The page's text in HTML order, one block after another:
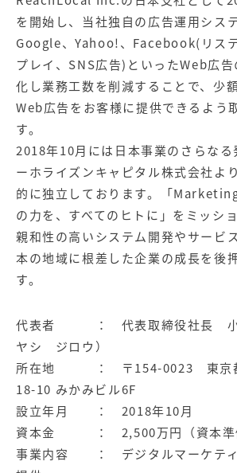
を開始し、当社独自の広告運用シス
Google、Yahoo!、Facebook(リス
プレイ、SNS広告)といったWeb広
化し業務工数を削減することで、少
Web広告をお客様に提供できるよう
す。
2018年10月には日本事業のさらなる
ーホライズンキャピタル株式会社よ
的に独立しております。「
の力を、すべてのヒトに」をミッシ
親和性の高いシステム開発やサービ
本の地域に根差した企業の成長を後
す。
代表者 ： 代表取締役社長 小
ヤシ ジロウ）
所在地 ： 〒154-0023 東京都
18-10 みかみビル6F
設立年月 ： 2018年10月
資本金 ： 2,500万円（資本準備
事業内容 ： デジタルマーケティ